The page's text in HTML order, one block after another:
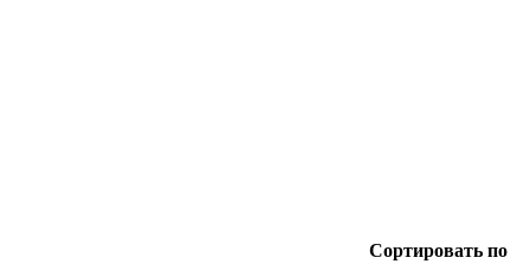
Сортировать по